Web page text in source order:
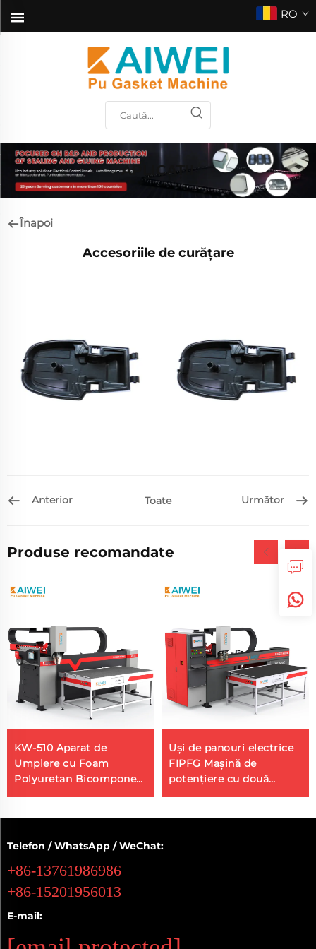
RO
APLICAȚII
Înapoi
Accesoriile de curățare
Anterior Toate Următor
Produse recomandate
KW-510 Aparat de
Umplere cu Foam
Polyuretan Bicomponent
Sursă Producător
Uși de panouri electrice
FIPFG Mașină de
potențiere cu două
componente din
Telefon / WhatsApp / WeChat:
+86-13761986986
+86-15201956013
E-mail: